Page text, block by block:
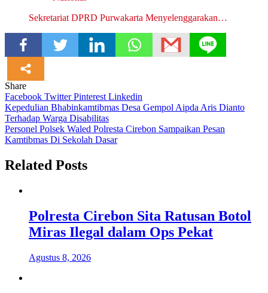
Sekretariat DPRD Purwakarta Menyelenggarakan…
Share
Facebook TwitterPinterest Linkedin
Navigasi
pos
Kepedulian Bhabinkamtibmas Desa Gempol Aipda Aris Dianto
Terhadap Warga Disabilitas
Personel Polsek Waled Polresta Cirebon Sampaikan Pesan
Kamtibmas Di Sekolah Dasar
Related Posts
Polresta Cirebon Sita Ratusan Botol
Miras Ilegal dalam Ops Pekat
Agustus 8, 2026